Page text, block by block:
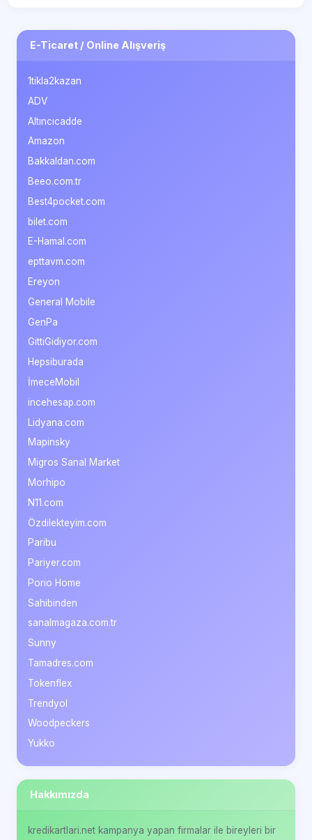
E-Ticaret / Online Alışveriş
1tikla2kazan
ADV
Altıncıcadde
Amazon
Bakkaldan.com
Beeo.com.tr
Best4pocket.com
bilet.com
E-Hamal.com
epttavm.com
Ereyon
General Mobile
GenPa
GittiGidiyor.com
Hepsiburada
İmeceMobil
incehesap.com
Lidyana.com
Mapinsky
Migros Sanal Market
Morhipo
N11.com
Özdilekteyim.com
Paribu
Pariyer.com
Porio Home
Sahibinden
sanalmagaza.com.tr
Sunny
Tamadres.com
Tokenflex
Trendyol
Woodpeckers
Yukko
Hakkımızda
kredikartlari.net kampanya yapan firmalar ile bireyleri bir